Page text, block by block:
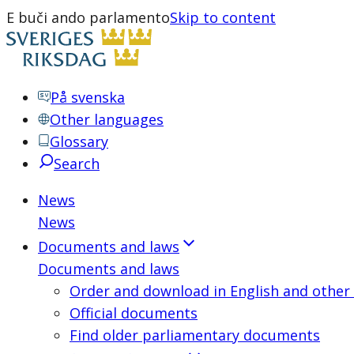
E buči ando parlamentoSkip to content
På svenska
Other languages
Glossary
Search
News
News
Documents and laws
Documents and laws
Order and download in English and other
Official documents
Find older parliamentary documents